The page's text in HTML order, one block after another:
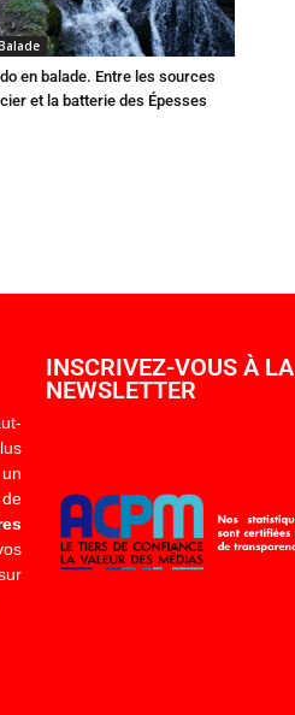
en balade. Entre les sources
et la batterie des Épesses
INSCRIVEZ-VOUS À LA
NEWSLETTER